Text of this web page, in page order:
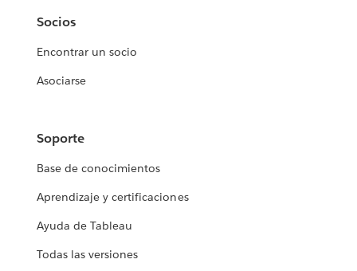
Socios
Encontrar un socio
Asociarse
Soporte
Base de conocimientos
Aprendizaje y certificaciones
Ayuda de Tableau
Todas las versiones